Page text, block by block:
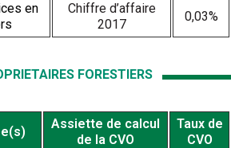
en
Chiffre d’affaire
2017
0,03%
FORESTIERS
Assiette de calcul
de la CVO
Taux de
CVO